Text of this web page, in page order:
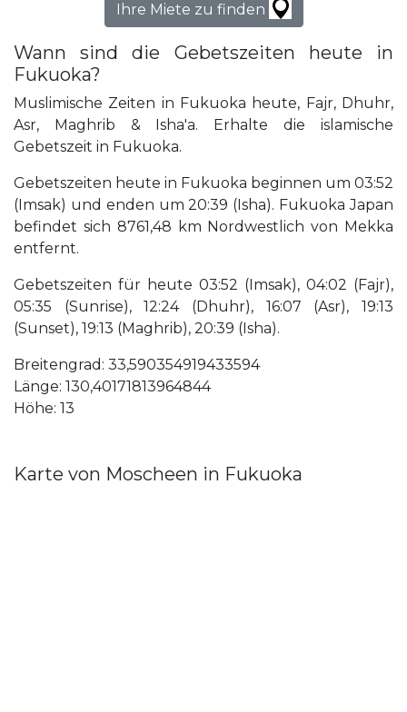
Ihre Miete zu finden
Wann sind die Gebetszeiten heute in
Fukuoka?
Muslimische Zeiten in Fukuoka heute, Fajr, Dhuhr,
Asr, Maghrib & Isha'a. Erhalte die islamische
Gebetszeit in Fukuoka.
Gebetszeiten heute in Fukuoka beginnen um 03:52
(Imsak) und enden um 20:39 (Isha). Fukuoka Japan
befindet sich 8761,48 km Nordwestlich von Mekka
entfernt.
Gebetszeiten für heute 03:52 (Imsak), 04:02 (Fajr),
05:35 (Sunrise), 12:24 (Dhuhr), 16:07 (Asr), 19:13
(Sunset), 19:13 (Maghrib), 20:39 (Isha).
Breitengrad: 33,590354919433594
Länge: 130,40171813964844
Höhe: 13
Karte von Moscheen in Fukuoka